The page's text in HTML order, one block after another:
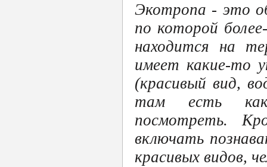
Экотропа - это
по которой
находится на
имеет какие-то
(красивый вид,
там есть
посмотреть.
включать
красивых видов,